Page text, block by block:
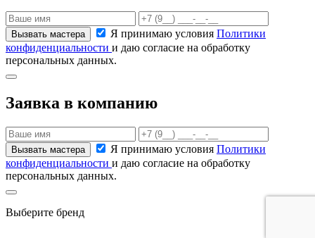
Я принимаю условия Политики
конфиденциальности и даю согласие на обработку
персональных данных.
Заявка в компанию
Я принимаю условия Политики
конфиденциальности и даю согласие на обработку
персональных данных.
Выберите бренд